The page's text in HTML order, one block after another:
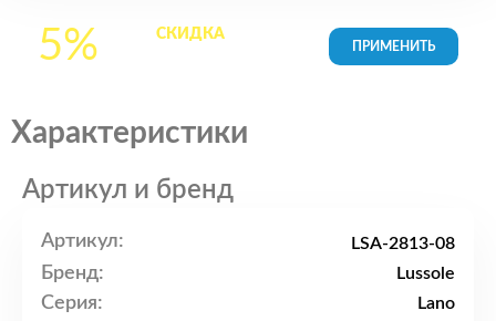
5% СКИДКАна все
Характеристики
Артикул и бренд
Артикул: LSA-2813-08
Бренд: Lussole
Серия: Lano